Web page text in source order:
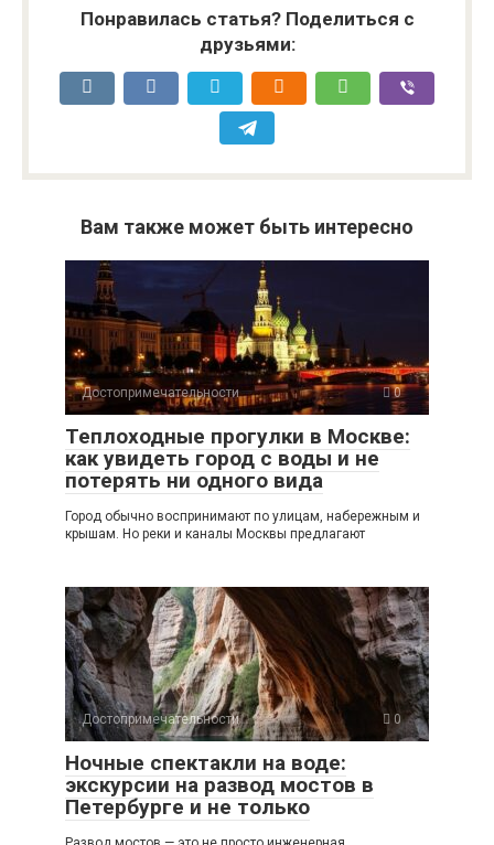
Понравилась статья? Поделиться с
друзьями:
Вам также может быть интересно
Достопримечательности 0
Теплоходные прогулки в Москве:
как увидеть город с воды и не
потерять ни одного вида
Город обычно воспринимают по улицам, набережным и
крышам. Но реки и каналы Москвы предлагают
Достопримечательности 0
Ночные спектакли на воде:
экскурсии на развод мостов в
Петербурге и не только